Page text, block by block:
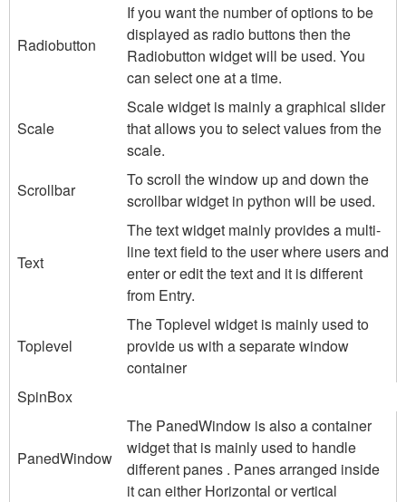
Radiobutton
If you want the number of options to be
displayed as radio buttons then the
Radiobutton widget will be used. You
can select one at a time.
Scale
Scale widget is mainly a graphical slider
that allows you to select values from the
scale.
Scrollbar
To scroll the window up and down the
scrollbar widget in python will be used.
Text
The text widget mainly provides a multi-
line text field to the user where users and
enter or edit the text and it is different
from Entry.
Toplevel
The Toplevel widget is mainly used to
provide us with a separate window
container
SpinBox
PanedWindow
The PanedWindow is also a container
widget that is mainly used to handle
different panes . Panes arranged inside
it can either Horizontal or vertical